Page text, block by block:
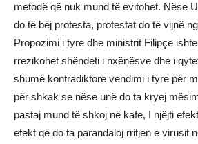
metodë që nuk mund të evitohet. Nëse
do të bëj protesta, protestat do të vijnë
Propozimi i tyre dhe ministrit Filipçe
rrezikohet shëndeti i nxënësve dhe i
shumë kontradiktore vendimi i tyre për
për shkak se nëse unë do ta kryej
pastaj mund të shkoj në kafe, I njëjti
efekt që do ta parandaloj rritjen e virusit